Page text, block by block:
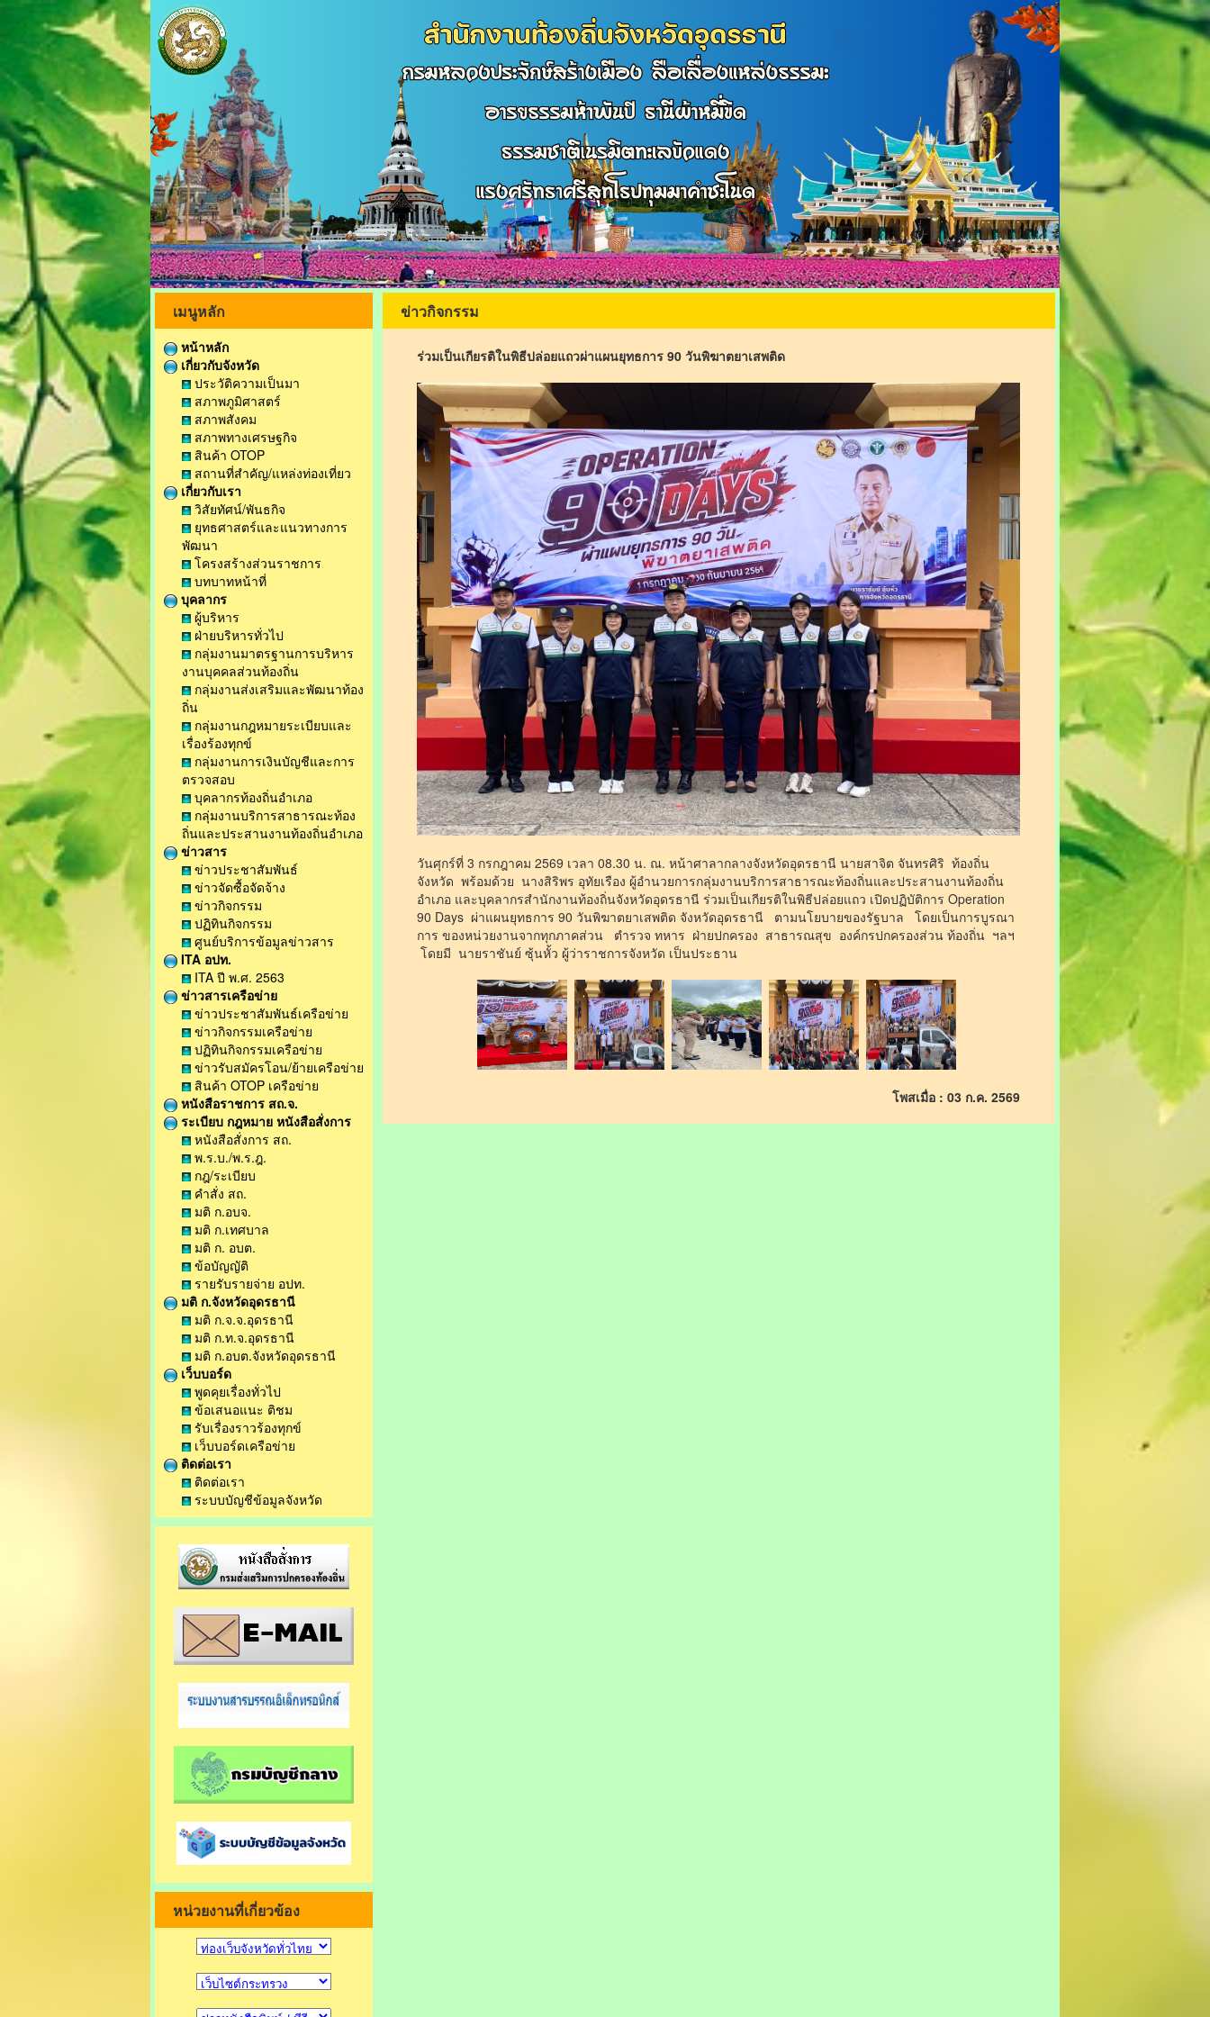
เมนูหลัก
หน้าหลัก
เกี่ยวกับจังหวัด
ประวัติความเป็นมา
สภาพภูมิศาสตร์
สภาพสังคม
สภาพทางเศรษฐกิจ
สินค้า OTOP
สถานที่สำคัญ/แหล่งท่องเที่ยว
เกี่ยวกับเรา
วิสัยทัศน์/พันธกิจ
ยุทธศาสตร์และแนวทางการ
พัฒนา
โครงสร้างส่วนราชการ
บทบาทหน้าที่
บุคลากร
ผู้บริหาร
ฝ่ายบริหารทั่วไป
กลุ่มงานมาตรฐานการบริหาร
งานบุคคลส่วนท้องถิ่น
กลุ่มงานส่งเสริมและพัฒนาท้อง
ถิ่น
กลุ่มงานกฎหมายระเบียบและ
เรื่องร้องทุกข์
กลุ่มงานการเงินบัญชีและการ
ตรวจสอบ
บุคลากรท้องถิ่นอำเภอ
กลุ่มงานบริการสาธารณะท้อง
ถิ่นและประสานงานท้องถิ่นอำเภอ
ข่าวสาร
ข่าวประชาสัมพันธ์
ข่าวจัดซื้อจัดจ้าง
ข่าวกิจกรรม
ปฏิทินกิจกรรม
ศูนย์บริการข้อมูลข่าวสาร
ITA อปท.
ITA ปี พ.ศ. 2563
ข่าวสารเครือข่าย
ข่าวประชาสัมพันธ์เครือข่าย
ข่าวกิจกรรมเครือข่าย
ปฏิทินกิจกรรมเครือข่าย
ข่าวรับสมัครโอน/ย้ายเครือข่าย
สินค้า OTOP เครือข่าย
หนังสือราชการ สถ.จ.
ระเบียบ กฎหมาย หนังสือสั่งการ
หนังสือสั่งการ สถ.
พ.ร.บ./พ.ร.ฎ.
กฎ/ระเบียบ
คำสั่ง สถ.
มติ ก.อบจ.
มติ ก.เทศบาล
มติ ก. อบต.
ข้อบัญญัติ
รายรับรายจ่าย อปท.
มติ ก.จังหวัดอุดรธานี
มติ ก.จ.จ.อุดรธานี
มติ ก.ท.จ.อุดรธานี
มติ ก.อบต.จังหวัดอุดรธานี
เว็บบอร์ด
พูดคุยเรื่องทั่วไป
ข้อเสนอแนะ ติชม
รับเรื่องราวร้องทุกข์
เว็บบอร์ดเครือข่าย
ติดต่อเรา
ติดต่อเรา
ระบบบัญชีข้อมูลจังหวัด
หน่วยงานที่เกี่ยวข้อง
ข่าวกิจกรรม
ร่วมเป็นเกียรติในพิธีปล่อยแถวผ่าแผนยุทธการ 90 วันพิฆาตยาเสพติด
วันศุกร์ที่ 3 กรกฎาคม 2569 เวลา 08.30 น. ณ. หน้าศาลากลางจังหวัดอุดรธานี นายสาจิต จันทรศิริ ท้องถิ่น
จังหวัด พร้อมด้วย นางสิริพร อุทัยเรือง ผู้อำนวยการกลุ่มงานบริการสาธารณะท้องถิ่นและประสานงานท้องถิ่น
อำเภอ และบุคลากรสำนักงานท้องถิ่นจังหวัดอุดรธานี ร่วมเป็นเกียรติในพิธีปล่อยแถว เปิดปฏิบัติการ Operation
90 Days ผ่าแผนยุทธการ 90 วันพิฆาตยาเสพติด จังหวัดอุดรธานี ตามนโยบายของรัฐบาล โดยเป็นการบูรณา
การ ของหน่วยงานจากทุกภาคส่วน ตำรวจ ทหาร ฝ่ายปกครอง สาธารณสุข องค์กรปกครองส่วน ท้องถิ่น ฯลฯ
โดยมี นายราชันย์ ซุ้นหั้ว ผู้ว่าราชการจังหวัด เป็นประธาน
โพสเมื่อ : 03 ก.ค. 2569